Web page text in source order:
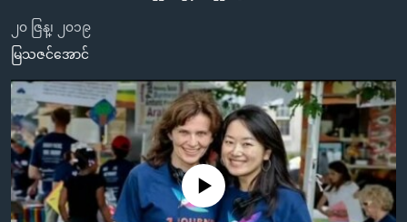
သို့
ကျော်
ကြည့်
ရန်
ပင်မ
အ
ညွန်း
စာမျက်နှာ
အစ္စရေး-ပါလက်စတိုင်း
ရပ်ဝန်းတခု လမ်းတခု အလွန်
အင်္ဂလိပ်စာလေ့လာမယ်
မကြေးမုံရဲ့ အင်္ဂလိပ်စာ
ရုပ်ရှင်ထဲက အင်္ဂလိပ်စာ
သုတပဒေသာ အင်္ဂလိပ်စာ
ရေဒီယို
တီဗွီ
ရေဒီယိုနှင့်ရုပ်သံ အချက်အလက်များ
ရေဒီယို/တီဗွီအစီအစဉ်
Learning English
၂၀ ဇြန္၊ ၂၀၁၉
မြသဇင်အောင်
No media source currently available